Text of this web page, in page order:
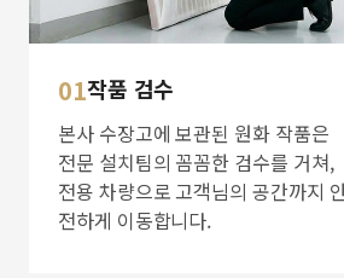
01작품 검수
본사 수장고에 보관된 원화 작품은
전문 설치팀의 꼼꼼한 검수를 거쳐,
전용 차량으로 고객님의 공간까지
전하게 이동합니다.